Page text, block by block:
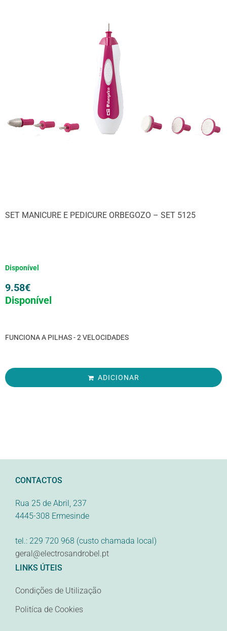
SET MANICURE E PEDICURE ORBEGOZO – SET 5125
Disponível
9.58€
Disponível
FUNCIONA A PILHAS - 2 VELOCIDADES
ADICIONAR
CONTACTOS
Rua 25 de Abril, 237
4445-308 Ermesinde
tel.: 229 720 968 (custo chamada local)
geral@electrosandrobel.pt
LINKS ÚTEIS
Condições de Utilização
Politíca de Cookies